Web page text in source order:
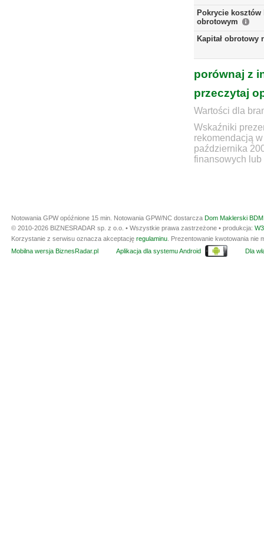
Pokrycie kosztów
obrotowym
Kapitał obrotowy
porównaj z
przeczytaj
Wartości dla
Wskaźniki
rekomendacją
października
finansowych lub
Notowania GPW opóźnione 15 min. Notowania GPW/NC dostarcza Dom Maklerski
© 2010-2026 BIZNESRADAR sp. z o.o. • Wszystkie prawa zastrzeżone • produkcja:
Korzystanie z serwisu oznacza akceptację regulaminu . Prezentowanie kwotowania
Mobilna wersja BiznesRadar.pl
Aplikacja dla systemu Android Dla